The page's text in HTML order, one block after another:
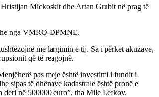
Mickoskit dhe Artan Grubit në prag të
nga VMRO-DPMNE.
me largimin e tij. Sa i përket akuzave,
që të reagojnë.
pas meje është investimi i fundit i
sipas të dhënave kadastrale është pronë e
deri në 500000 euro”, tha Mile Lefkov.